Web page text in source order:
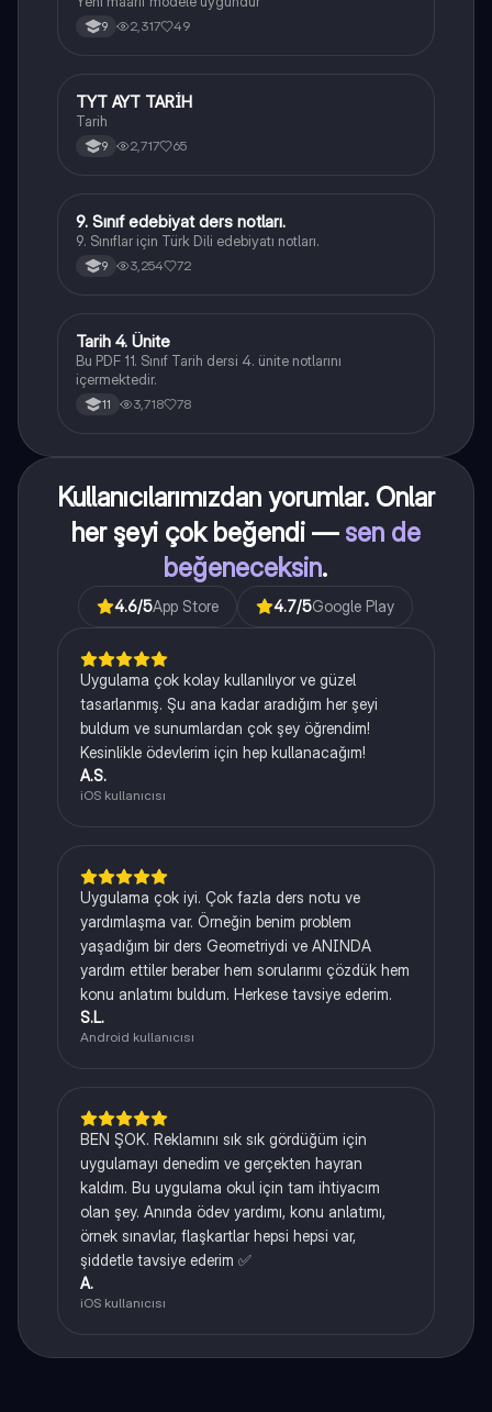
9 2,317 49
Tarih
TYT AYT TARİH
Tarih
9 2,717 65
Türk Dili ve Edebiyatı
9. Sınıf edebiyat ders notları.
9. Sınıflar için Türk Dili edebiyatı notları.
9 3,254 72
Tarih
Tarih 4. Ünite
Bu PDF 11. Sınıf Tarih dersi 4. ünite notlarını
içermektedir.
11 3,718 78
Kullanıcılarımızdan yorumlar. Onlar
her şeyi çok beğendi — sen de
beğeneceksin.
4.6/5App Store 4.7/5Google Play
Uygulama çok kolay kullanılıyor ve güzel
tasarlanmış. Şu ana kadar aradığım her şeyi
buldum ve sunumlardan çok şey öğrendim!
Kesinlikle ödevlerim için hep kullanacağım!
A.S.
iOS kullanıcısı
Uygulama çok iyi. Çok fazla ders notu ve
yardımlaşma var. Örneğin benim problem
yaşadığım bir ders Geometriydi ve ANINDA
yardım ettiler beraber hem sorularımı çözdük hem
konu anlatımı buldum. Herkese tavsiye ederim.
S.L.
Android kullanıcısı
BEN ŞOK. Reklamını sık sık gördüğüm için
uygulamayı denedim ve gerçekten hayran
kaldım. Bu uygulama okul için tam ihtiyacım
olan şey. Anında ödev yardımı, konu anlatımı,
örnek sınavlar, flaşkartlar hepsi hepsi var,
şiddetle tavsiye ederim ✅
A.
iOS kullanıcısı